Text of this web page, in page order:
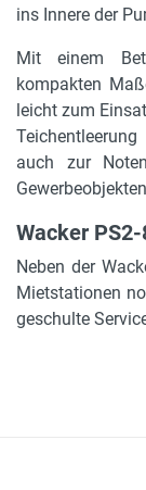
ins Innere der
Mit einem
kompakten
leicht zum
auch zur
Wacker
Neben der
Mietstationen
geschulte